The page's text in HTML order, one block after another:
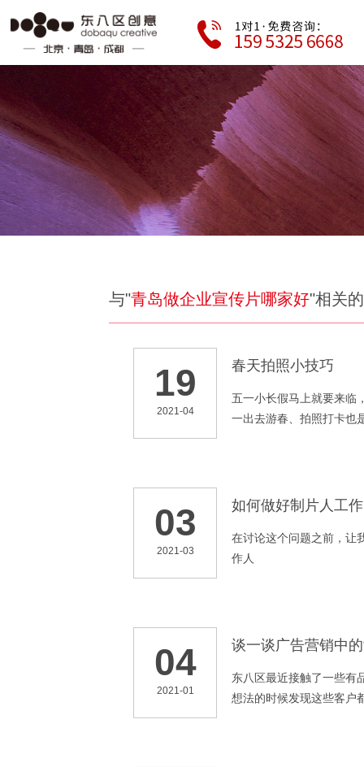
与"青岛做企业宣传片哪家好"相关
19
2021-04
春天拍照小技巧
五一小长假马上就要来临
一出去游春、拍照打卡也
03
2021-03
如何做好制片人工作
在讨论这个问题之前，让
作人
04
2021-01
谈一谈广告营销中的
东八区最近接触了一些有
想法的时候发现这些客户